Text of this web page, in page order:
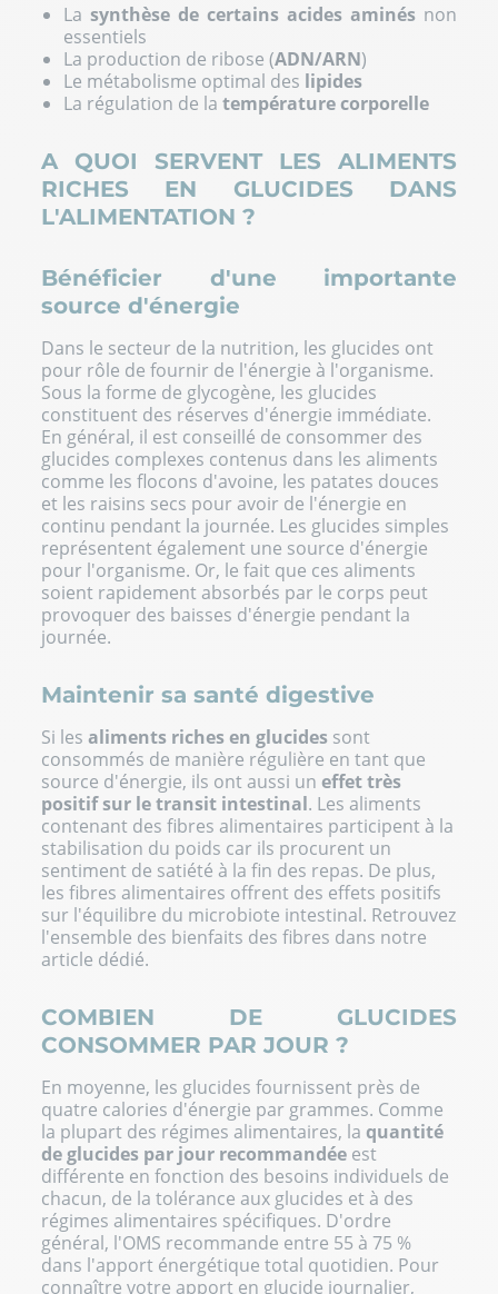
Lasynthèse de certains acides aminésnon
essentiels
La production de ribose (ADN/ARN)
Le métabolisme optimal des lipides
La régulation de latempérature corporelle
A QUOI SERVENT LES ALIMENTS
RICHES EN GLUCIDES DANS
L'ALIMENTATION ?
Bénéficier d'une importante
source d'énergie
Dans le secteur de la nutrition, les glucides ont
pour rôle de fournir de l'énergie à l'organisme.
Sous la forme de glycogène, les glucides
constituent des réserves d'énergie immédiate.
En général, il est conseillé de consommer des
glucides complexes contenus dans les aliments
comme les flocons d'avoine, les patates douces
et les raisins secs pour avoir de l'énergie en
continu pendant la journée. Les glucides simples
représentent également une source d'énergie
pour l'organisme. Or, le fait que ces aliments
soient rapidement absorbés par le corps peut
provoquer des baisses d'énergie pendant la
journée.
Maintenir sa santé digestive
Si lesaliments riches en glucides sont
consommés de manière régulière en tant que
source d'énergie, ils ont aussi uneffet très
positif sur le transit intestinal. Les aliments
contenant des fibres alimentaires participent à la
stabilisation du poids car ils procurent un
sentiment de satiété à la fin des repas. De plus,
les fibres alimentaires offrent des effets positifs
sur l'équilibre du microbiote intestinal. Retrouvez
l'ensemble des bienfaits des fibres dans notre
article dédié.
COMBIEN DE GLUCIDES
CONSOMMER PAR JOUR ?
En moyenne, les glucides fournissent près de
quatre calories d'énergie par grammes. Comme
la plupart des régimes alimentaires, laquantité
de glucides par jour recommandée est
différente en fonction des besoins individuels de
chacun, de la tolérance aux glucides et à des
régimes alimentaires spécifiques. D'ordre
général, l'OMS recommande entre 55 à 75 %
dans l'apport énergétique total quotidien. Pour
connaître votre apport en glucide journalier,